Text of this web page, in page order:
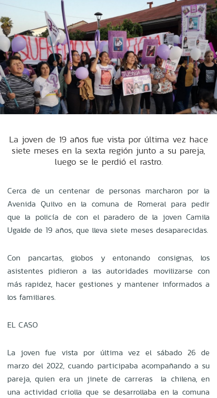
La joven de 19 años fue vista por última vez hace
siete meses en la sexta región junto a su pareja,
luego se le perdió el rastro.
Cerca de un centenar de personas marcharon por la
Avenida Quilvo en la comuna de Romeral para pedir
que la policía de con el paradero de la joven Camila
Ugalde de 19 años, que lleva siete meses desaparecidas.
Con pancartas, globos y entonando consignas, los
asistentes pidieron a las autoridades movilizarse con
más rapidez, hacer gestiones y mantener informados a
los familiares.
EL CASO
La joven fue vista por última vez el sábado 26 de
marzo del 2022, cuando participaba acompañando a su
pareja, quien era un jinete de carreras la chilena, en
una actividad criolla que se desarrollaba en la comuna